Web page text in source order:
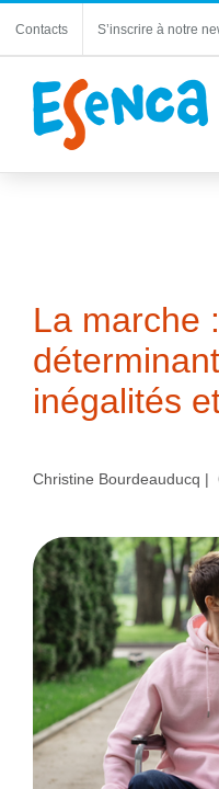
Contacts S’inscrire à notre
La marche
inégalités
Christine Bourdeauducq |